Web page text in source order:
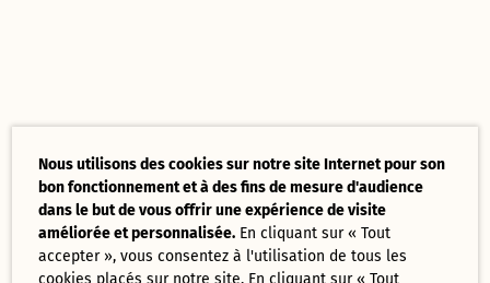
Nous utilisons des cookies sur notre site Internet pour son
bon fonctionnement et à des fins de mesure d'audience
dans le but de vous offrir une expérience de visite
améliorée et personnalisée. En cliquant sur « Tout
accepter », vous consentez à l'utilisation de tous les
cookies placés sur notre site. En cliquant sur « Tout